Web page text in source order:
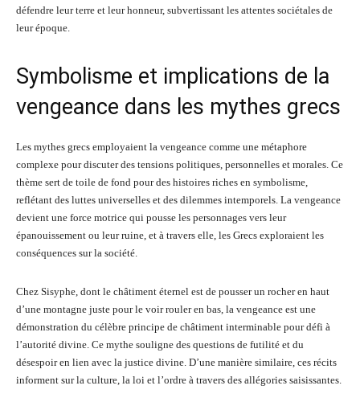
défendre leur terre et leur honneur, subvertissant les attentes sociétales de
leur époque.
Symbolisme et implications de la
vengeance dans les mythes grecs
Les mythes grecs employaient la vengeance comme une métaphore
complexe pour discuter des tensions politiques, personnelles et morales. Ce
thème sert de toile de fond pour des histoires riches en symbolisme,
reflétant des luttes universelles et des dilemmes intemporels. La vengeance
devient une force motrice qui pousse les personnages vers leur
épanouissement ou leur ruine, et à travers elle, les Grecs exploraient les
conséquences sur la société.
Chez Sisyphe, dont le châtiment éternel est de pousser un rocher en haut
d’une montagne juste pour le voir rouler en bas, la vengeance est une
démonstration du célèbre principe de châtiment interminable pour défi à
l’autorité divine. Ce mythe souligne des questions de futilité et du
désespoir en lien avec la justice divine. D’une manière similaire, ces récits
informent sur la culture, la loi et l’ordre à travers des allégories saisissantes.